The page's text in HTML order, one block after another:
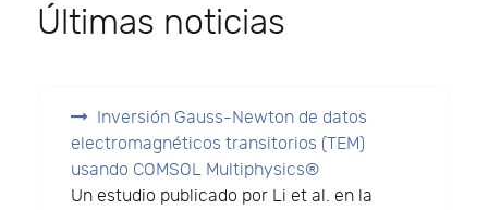
Últimas noticias
Inversión Gauss-Newton de datos
electromagnéticos transitorios (TEM)
usando COMSOL Multiphysics®
Un estudio publicado por Li et al. en la